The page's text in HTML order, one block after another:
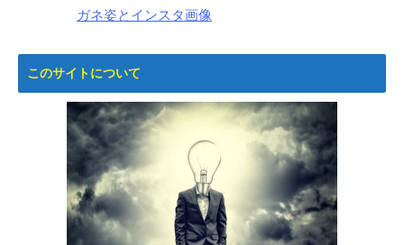
ガネ姿とインスタ画像
このサイトについて